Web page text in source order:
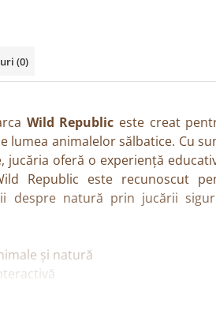
(0)
Wild Republic este creat
lumea animalelor sălbatice. Cu
jucăria oferă o experiență
Republic este recunoscut
despre natură prin jucării
și natură
potrivit pentru îmbrățișat